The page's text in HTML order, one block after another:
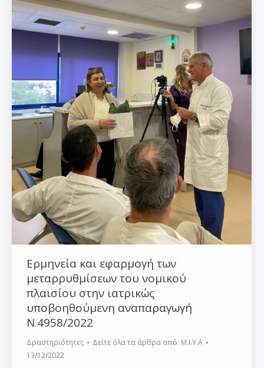
Ερμηνεία και εφαρμογή των
μεταρρυθμίσεων του νομικού
πλαισίου στην ιατρικώς
υποβοηθούμενη αναπαραγωγή
Ν.4958/2022
Δραστηριότητες Δείτε όλα τα άρθρα από: Μ.Ι.Υ.Α
13/12/2022